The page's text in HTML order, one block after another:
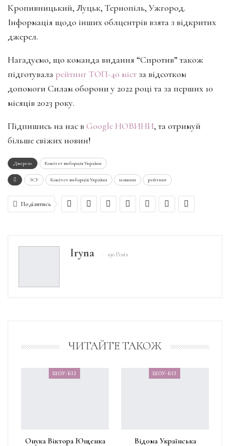
Кропивницький, Луцьк, Тернопіль, Ужгород.
Інформація щодо інших облцентрів взята з відкритих
джерел.
Нагадуємо, що команда видання “Спротив” також
підготувала рейтинг ТОП-40 міст за відсотком
допомоги Силам оборони у 2022 році та за перших 10
місяців 2023 року.
Підпишись на нас в Google НОВИНИ, та отримуй
більше свіжих новин!
Джерело Комітет виборців України
ЗСУ Комітет виборців України новини рейтинг
Поділитись
Iryna 190 Posts
ЧИТАЙТЕ ТАКОЖ
ШОУ-БІЗ
Онука Віктора Ющенка
ШОУ-БІЗ
Відома Українська